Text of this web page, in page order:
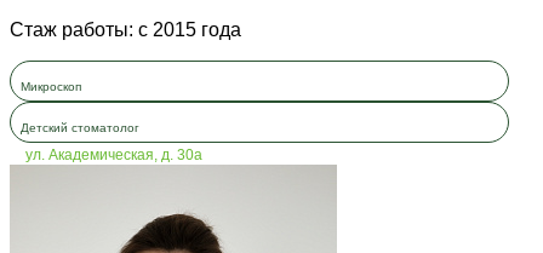
Стаж работы: с 2015 года
Микроскоп
Детский стоматолог
ул. Академическая, д. 30а